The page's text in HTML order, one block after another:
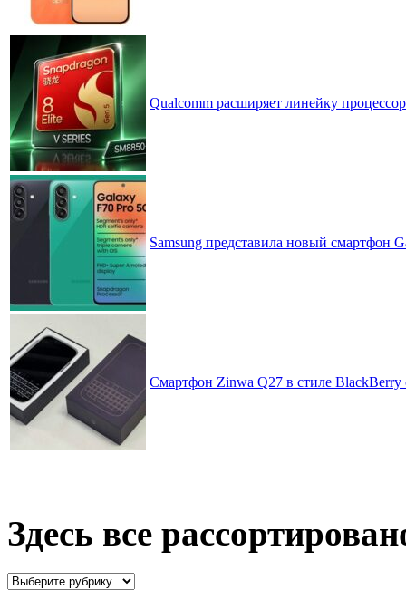
Qualcomm расширяет линейку
Samsung представила новый смартфон
Смартфон Zinwa Q27 в стиле BlackBerry
Здесь все
Здесь